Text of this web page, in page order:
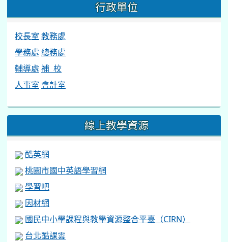
行政單位
校長室 教務處
學務處 總務處
輔導處 補 校
人事室 會計室
線上教學資源
酷英網
桃園市國中英語學習網
學習吧
因材網
國民中小學課程與教學資源整合平臺（CIRN）
台北酷課雲